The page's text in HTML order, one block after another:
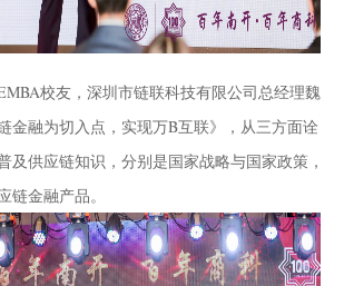
校友，深圳市链联科技有限公司总经理魏
金融为切入点，实现万B互联》，从三方面诠
及供应链知识，分别是国家战略与国家政策，
链金融产品。